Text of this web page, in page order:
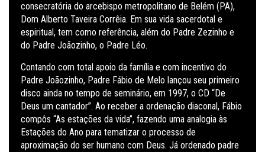
consecratória do arcebispo metropolitano de Belém (PA),
Dom Alberto Taveira Corrêia. Em sua vida sacerdotal e
espiritual, tem como referência, além do Padre Zezinho e
do Padre Joãozinho, o Padre Léo.
Contando com total apoio da família e com incentivo do
Padre Joãozinho, Padre Fábio de Melo lançou seu primeiro
disco ainda no tempo de seminário, em 1997, o CD “De
Deus um cantador”. Ao receber a ordenação diaconal, Fábio
compôs “As estações da vida”, fazendo uma analogia às
Estações do Ano para tematizar o processo de
aproximação do ser humano com Deus. Já ordenado padre